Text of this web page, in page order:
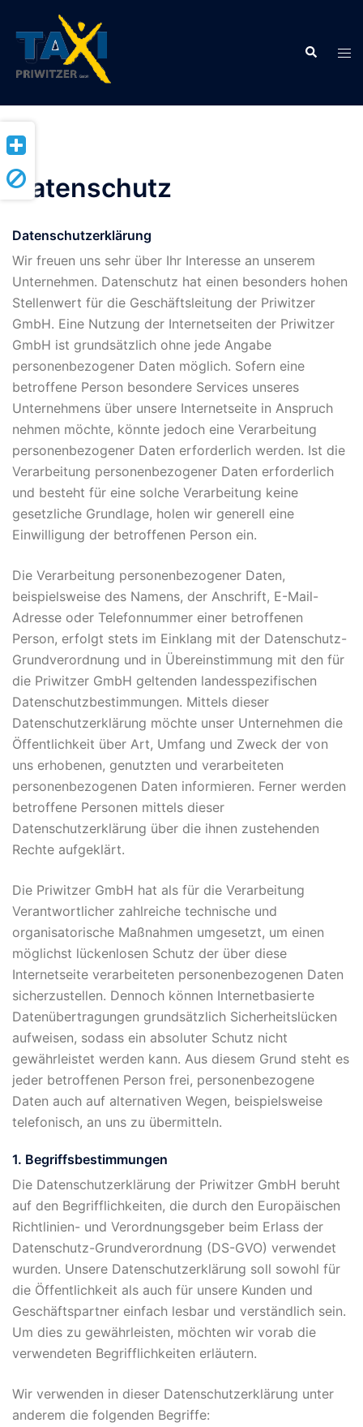
Inhalt
springen
Suche
Datenschutz
Datenschutzerklärung
Wir freuen uns sehr über Ihr Interesse an unserem
Unternehmen. Datenschutz hat einen besonders hohen
Stellenwert für die Geschäftsleitung der Priwitzer
GmbH. Eine Nutzung der Internetseiten der Priwitzer
GmbH ist grundsätzlich ohne jede Angabe
personenbezogener Daten möglich. Sofern eine
betroffene Person besondere Services unseres
Unternehmens über unsere Internetseite in Anspruch
nehmen möchte, könnte jedoch eine Verarbeitung
personenbezogener Daten erforderlich werden. Ist die
Verarbeitung personenbezogener Daten erforderlich
und besteht für eine solche Verarbeitung keine
gesetzliche Grundlage, holen wir generell eine
Einwilligung der betroffenen Person ein.
Die Verarbeitung personenbezogener Daten,
beispielsweise des Namens, der Anschrift, E-Mail-
Adresse oder Telefonnummer einer betroffenen
Person, erfolgt stets im Einklang mit der Datenschutz-
Grundverordnung und in Übereinstimmung mit den für
die Priwitzer GmbH geltenden landesspezifischen
Datenschutzbestimmungen. Mittels dieser
Datenschutzerklärung möchte unser Unternehmen die
Öffentlichkeit über Art, Umfang und Zweck der von
uns erhobenen, genutzten und verarbeiteten
personenbezogenen Daten informieren. Ferner werden
betroffene Personen mittels dieser
Datenschutzerklärung über die ihnen zustehenden
Rechte aufgeklärt.
Die Priwitzer GmbH hat als für die Verarbeitung
Verantwortlicher zahlreiche technische und
organisatorische Maßnahmen umgesetzt, um einen
möglichst lückenlosen Schutz der über diese
Internetseite verarbeiteten personenbezogenen Daten
sicherzustellen. Dennoch können Internetbasierte
Datenübertragungen grundsätzlich Sicherheitslücken
aufweisen, sodass ein absoluter Schutz nicht
gewährleistet werden kann. Aus diesem Grund steht es
jeder betroffenen Person frei, personenbezogene
Daten auch auf alternativen Wegen, beispielsweise
telefonisch, an uns zu übermitteln.
1. Begriffsbestimmungen
Die Datenschutzerklärung der Priwitzer GmbH beruht
auf den Begrifflichkeiten, die durch den Europäischen
Richtlinien- und Verordnungsgeber beim Erlass der
Datenschutz-Grundverordnung (DS-GVO) verwendet
wurden. Unsere Datenschutzerklärung soll sowohl für
die Öffentlichkeit als auch für unsere Kunden und
Geschäftspartner einfach lesbar und verständlich sein.
Um dies zu gewährleisten, möchten wir vorab die
verwendeten Begrifflichkeiten erläutern.
Wir verwenden in dieser Datenschutzerklärung unter
anderem die folgenden Begriffe: